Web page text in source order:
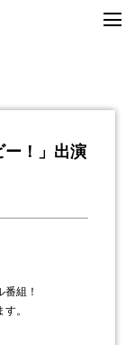
！」出演
組！
。